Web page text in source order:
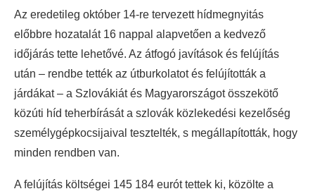
Az eredetileg október 14-re tervezett hídmegnyitás
előbbre hozatalát 16 nappal alapvetően a kedvező
időjárás tette lehetővé. Az átfogó javítások és felújítás
után – rendbe tették az útburkolatot és felújították a
járdákat – a Szlovákiát és Magyarországot összekötő
közúti híd teherbírását a szlovák közlekedési kezelőség
személygépkocsijaival tesztelték, s megállapították, hogy
minden rendben van.
A felújítás költségei 145 184 eurót tettek ki, közölte a